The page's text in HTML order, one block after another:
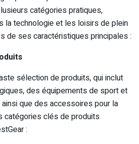
catégories pratiques,
la technologie et les loisirs de plein
de ses caractéristiques principales :
sélection de produits, qui inclut
des équipements de sport et
que des accessoires pour la
catégories clés de produits
: